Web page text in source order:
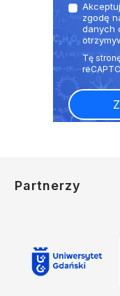
zgodę
danych
Partnerzy